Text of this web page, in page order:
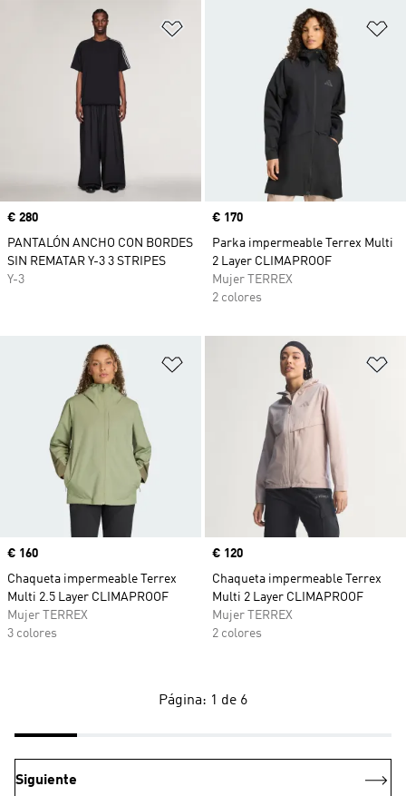
Añadir a la lista de deseos
Precio
€ 280
PANTALÓN ANCHO CON BORDES
SIN REMATAR Y-3 3 STRIPES
Y-3
Precio
€ 170
Parka impermeable Terrex Multi
2 Layer CLIMAPROOF
Mujer TERREX
2 colores
Añadir a la lista de deseos
Precio
€ 160
Chaqueta impermeable Terrex
Multi 2.5 Layer CLIMAPROOF
Mujer TERREX
3 colores
Precio
€ 120
Chaqueta impermeable Terrex
Multi 2 Layer CLIMAPROOF
Mujer TERREX
2 colores
Página: 1 de 6
Siguiente